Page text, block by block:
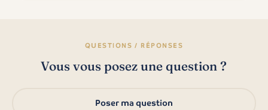
QUESTIONS / RÉPONSES
Vous vous posez une question ?
Poser ma question